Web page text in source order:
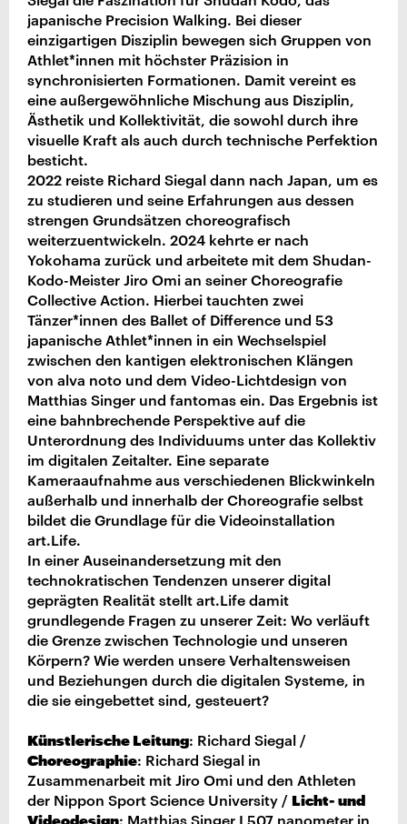
japanische Precision Walking. Bei dieser
einzigartigen Disziplin bewegen sich Gruppen von
Athlet*innen mit höchster Präzision in
synchronisierten Formationen. Damit vereint es
eine außergewöhnliche Mischung aus Disziplin,
Ästhetik und Kollektivität, die sowohl durch ihre
visuelle Kraft als auch durch technische Perfektion
besticht.
2022 reiste Richard Siegal dann nach Japan, um es
zu studieren und seine Erfahrungen aus dessen
strengen Grundsätzen choreografisch
weiterzuentwickeln. 2024 kehrte er nach
Yokohama zurück und arbeitete mit dem Shudan-
Kodo-Meister Jiro Omi an seiner Choreografie
Collective Action. Hierbei tauchten zwei
Tänzer*innen des Ballet of Difference und 53
japanische Athlet*innen in ein Wechselspiel
zwischen den kantigen elektronischen Klängen
von alva noto und dem Video-Lichtdesign von
Matthias Singer und fantomas ein. Das Ergebnis ist
eine bahnbrechende Perspektive auf die
Unterordnung des Individuums unter das Kollektiv
im digitalen Zeitalter. Eine separate
Kameraaufnahme aus verschiedenen Blickwinkeln
außerhalb und innerhalb der Choreografie selbst
bildet die Grundlage für die Videoinstallation
art.Life.
In einer Auseinandersetzung mit den
technokratischen Tendenzen unserer digital
geprägten Realität stellt art.Life damit
grundlegende Fragen zu unserer Zeit: Wo verläuft
die Grenze zwischen Technologie und unseren
Körpern? Wie werden unsere Verhaltensweisen
und Beziehungen durch die digitalen Systeme, in
die sie eingebettet sind, gesteuert?
Künstlerische Leitung: Richard Siegal /
Choreographie: Richard Siegal in
Zusammenarbeit mit Jiro Omi und den Athleten
der Nippon Sport Science University / Licht- und
Videodesign: Matthias Singer I 507 nanometer in